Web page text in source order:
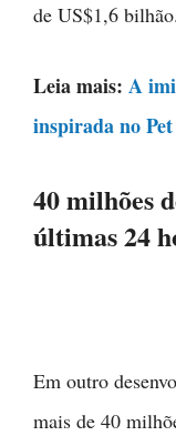
de US$1,6 bilhão.
Leia mais: A
inspirada no
40 milhões
últimas 24
Em outro
mais de 40